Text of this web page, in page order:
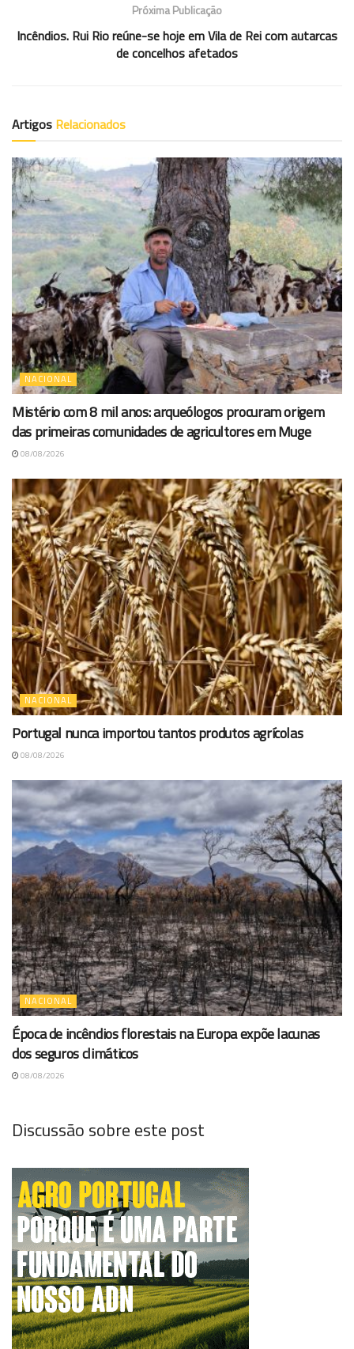
Próxima Publicação
Incêndios. Rui Rio reúne-se hoje em Vila de Rei com autarcas
de concelhos afetados
Artigos Relacionados
NACIONAL
Mistério com 8 mil anos: arqueólogos procuram origem
das primeiras comunidades de agricultores em Muge
08/08/2026
NACIONAL
Portugal nunca importou tantos produtos agrícolas
08/08/2026
NACIONAL
Época de incêndios florestais na Europa expõe lacunas
dos seguros climáticos
08/08/2026
Discussão sobre este post